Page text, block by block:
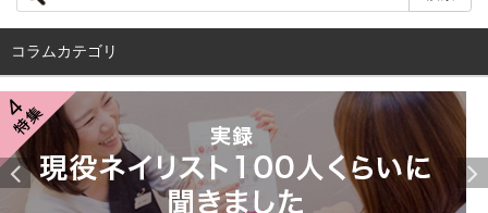
になって不調が目に見えてくるようになるわけです。この
ように、 夏バテとは違い秋バテは体力的に自信があっても
起こりうるものなのです。
こんな症状がでたら秋バテかも
コラムカテゴリ